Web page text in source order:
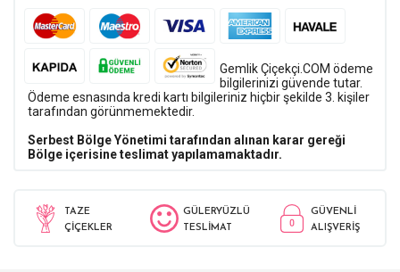
Gemlik Çiçekçi.COM ödeme
bilgilerinizi güvende tutar.
Ödeme esnasında kredi kartı bilgileriniz hiçbir şekilde 3. kişiler
tarafından görünmemektedir.
Serbest Bölge Yönetimi tarafından alınan karar gereği
Bölge içerisine teslimat yapılamamaktadır.
TAZE
ÇİÇEKLER
GÜLERYÜZLÜ
TESLİMAT
GÜVENLİ
ALIŞVERİŞ